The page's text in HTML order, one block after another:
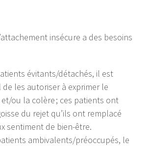
insécure a des besoins
évitants/détachés, il est
de les autoriser à exprimer le
ou la colère ; ces patients ont
du rejet qu’ils ont remplacé
sentiment de bien-être.
ambivalents/préoccupés, le